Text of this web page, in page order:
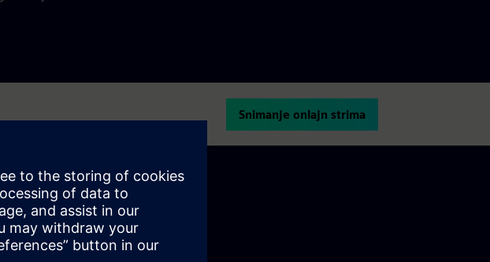
možete gledati u bilo kom trenutku.
Snimanje onlajn strima